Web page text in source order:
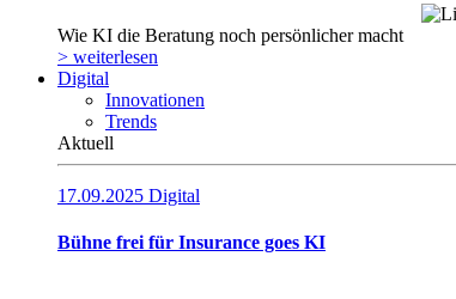
Wie KI die Beratung noch persönlicher macht
> weiterlesen
Digital
Innovationen
Trends
Aktuell
17.09.2025 Digital
Bühne frei für Insurance goes KI